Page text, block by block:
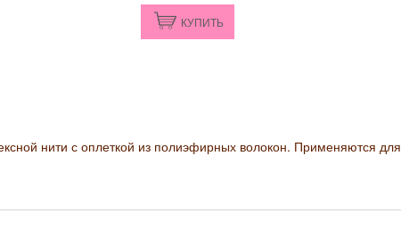
КУПИТЬ
нити с оплеткой из полиэфирных волокон. Применяются для